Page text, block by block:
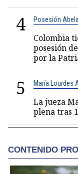
4 Posesión
Colombia
posesión
por la
5 María Lourdes
La jueza
plena tras